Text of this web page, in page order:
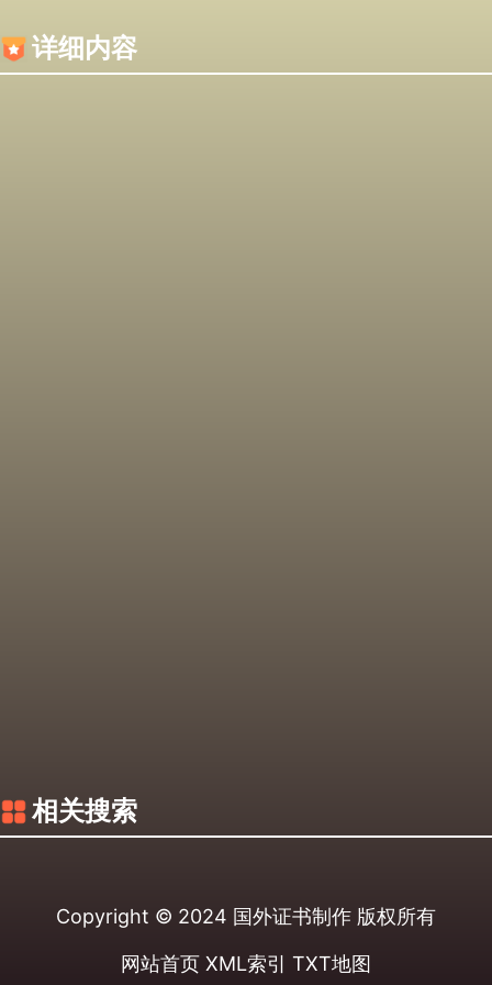
详细内容
相关搜索
Copyright © 2024 国外证书制作 版权所有
网站首页 XML索引 TXT地图